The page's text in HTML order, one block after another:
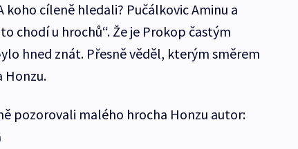
koho cíleně hledali? Pučálkovic Aminu a
chodí u hrochů“. Že je Prokop častým
hned znát. Přesně věděl, kterým směrem
Honzu.
pozorovali malého hrocha Honzu autor: